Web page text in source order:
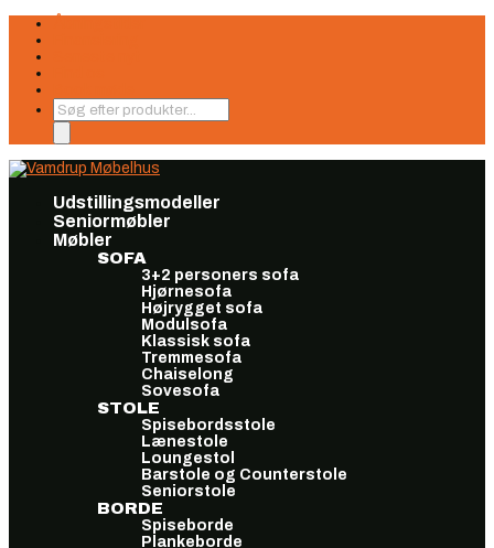
Products
search
Udstillingsmodeller
Seniormøbler
Møbler
SOFA
3+2 personers sofa
Hjørnesofa
Højrygget sofa
Modulsofa
Klassisk sofa
Tremmesofa
Chaiselong
Sovesofa
STOLE
Spisebordsstole
Lænestole
Loungestol
Barstole og Counterstole
Seniorstole
BORDE
Spiseborde
Plankeborde